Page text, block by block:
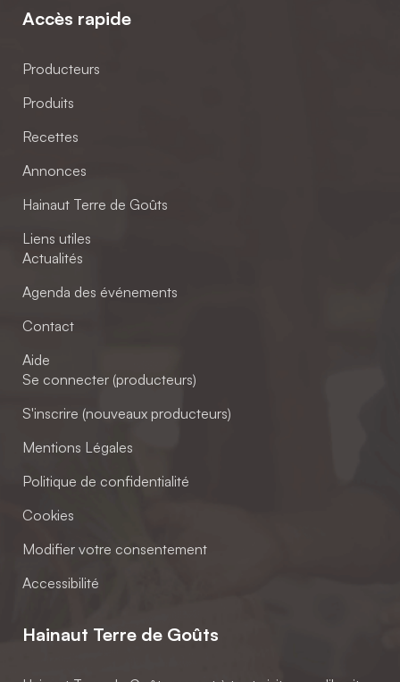
Accès rapide
Producteurs
Produits
Recettes
Annonces
Hainaut Terre de Goûts
Liens utiles
Actualités
Agenda des événements
Contact
Aide
Se connecter (producteurs)
S'inscrire (nouveaux producteurs)
Mentions Légales
Politique de confidentialité
Cookies
Modifier votre consentement
Accessibilité
Hainaut Terre de Goûts